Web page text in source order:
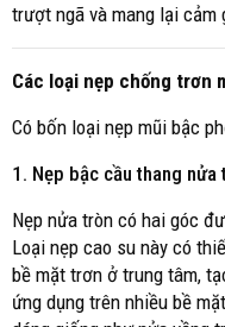
trượt ngã và mang lại cảm
Các loại nẹp chống trơn
Có bốn loại nẹp mũi bậc
1. Nẹp bậc cầu thang nửa
Nẹp nửa tròn có hai góc
Loại nẹp cao su này có
bề mặt trơn ở trung tâm,
ứng dụng trên nhiều bề